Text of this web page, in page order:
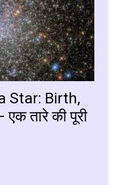
Star: Birth,
तारे की पूरी